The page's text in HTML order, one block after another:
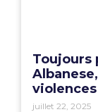
Toujours
juillet 22, 2025